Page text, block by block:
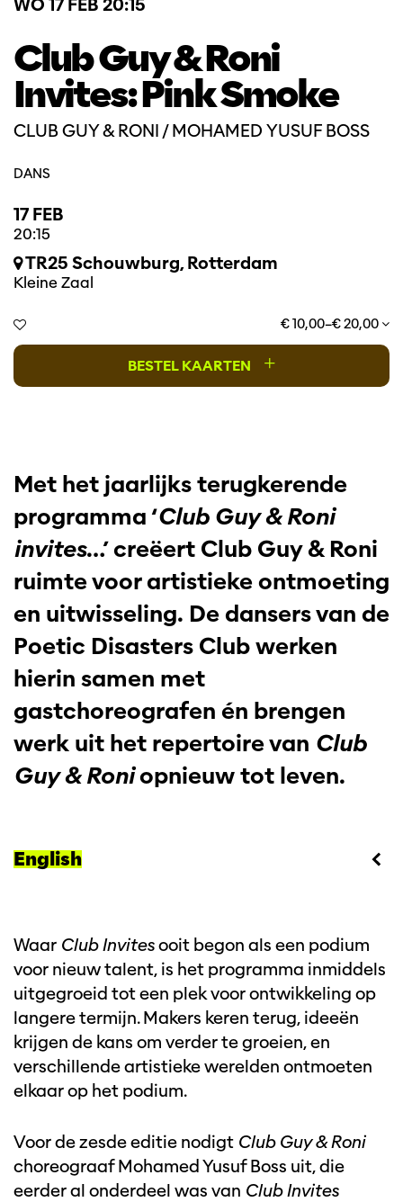
Club Guy & Roni
Invites: Pink Smoke
CLUB GUY & RONI / MOHAMED YUSUF BOSS
WO 17 FEB 20:15
DANS
17 FEB
20:15
TR25 Schouwburg, Rotterdam
Kleine Zaal
€ 10,00–€ 20,00
BESTEL KAARTEN +
Met het jaarlijks terugkerende
programma ‘Club Guy & Roni
invites…’ creëert Club Guy & Roni
ruimte voor artistieke ontmoeting
en uitwisseling. De dansers van de
Poetic Disasters Club werken
hierin samen met
gastchoreografen én brengen
werk uit het repertoire van Club
Guy & Roniopnieuw tot leven.
English
Waar Club Invitesooit begon als een podium
voor nieuw talent, is het programma inmiddels
uitgegroeid tot een plek voor ontwikkeling op
langere termijn. Makers keren terug, ideeën
krijgen de kans om verder te groeien, en
verschillende artistieke werelden ontmoeten
elkaar op het podium.
Voor de zesde editie nodigt Club Guy & Roni
choreograaf Mohamed Yusuf Boss uit, die
eerder al onderdeel was van Club Invites